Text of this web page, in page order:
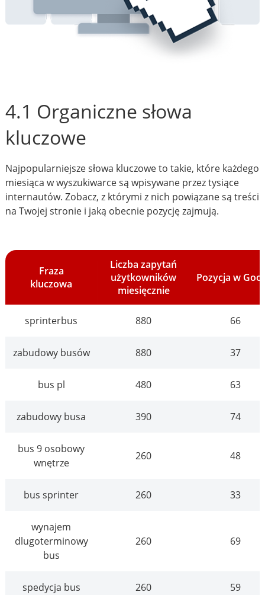
4.1 Organiczne słowa
kluczowe
Najpopularniejsze słowa kluczowe to takie, które każdego
miesiąca w wyszukiwarce są wpisywane przez tysiące
internautów. Zobacz, z którymi z nich powiązane są treści
na Twojej stronie i jaką obecnie pozycję zajmują.
Fraza
kluczowa
Liczba zapytań
użytkowników
miesięcznie
Pozycja w
sprinterbus 880 66
zabudowy busów 880 37
bus pl 480 63
zabudowy busa 390 74
bus 9 osobowy
wnętrze
260 48
bus sprinter 260 33
wynajem
dlugoterminowy
bus
260 69
spedycja bus 260 59